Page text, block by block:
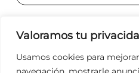
Valoramos tu
Usamos cookies para